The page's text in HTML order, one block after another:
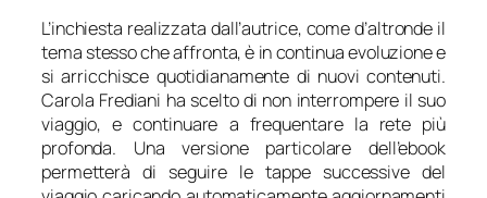
L’inchiesta realizzata dall’autrice, come d’altronde il
tema stesso che affronta, è in continua evoluzione e
si arricchisce quotidianamente di nuovi contenuti.
Carola Frediani ha scelto di non interrompere il suo
viaggio, e continuare a frequentare la rete più
profonda. Una versione particolare dell’ebook
permetterà di seguire le tappe successive del